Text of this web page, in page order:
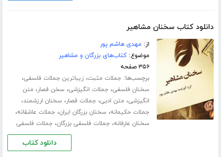
دانلود کتاب سخنان مشاهیر
از: مهدی هاشم پور
موضوع:کتاب‌های بزرگان و مشاهیر
۳۵۶ صفحه
برچسب‌ها: جملات مثبت، زیباترین جملات فلسفی،
سخنان فلسفی، جملات انگیزشی، سخن قصار، متن
انگیزشی، متن ادبی، جملات قصار، سخنان ارزشمند،
جملات حکیمانه، سخنان بزرگان ایران، جملات عاشقانه،
سخنان عارفانه، جملات فلسفی بزرگان، جملات فلسفی
دانلود کتاب